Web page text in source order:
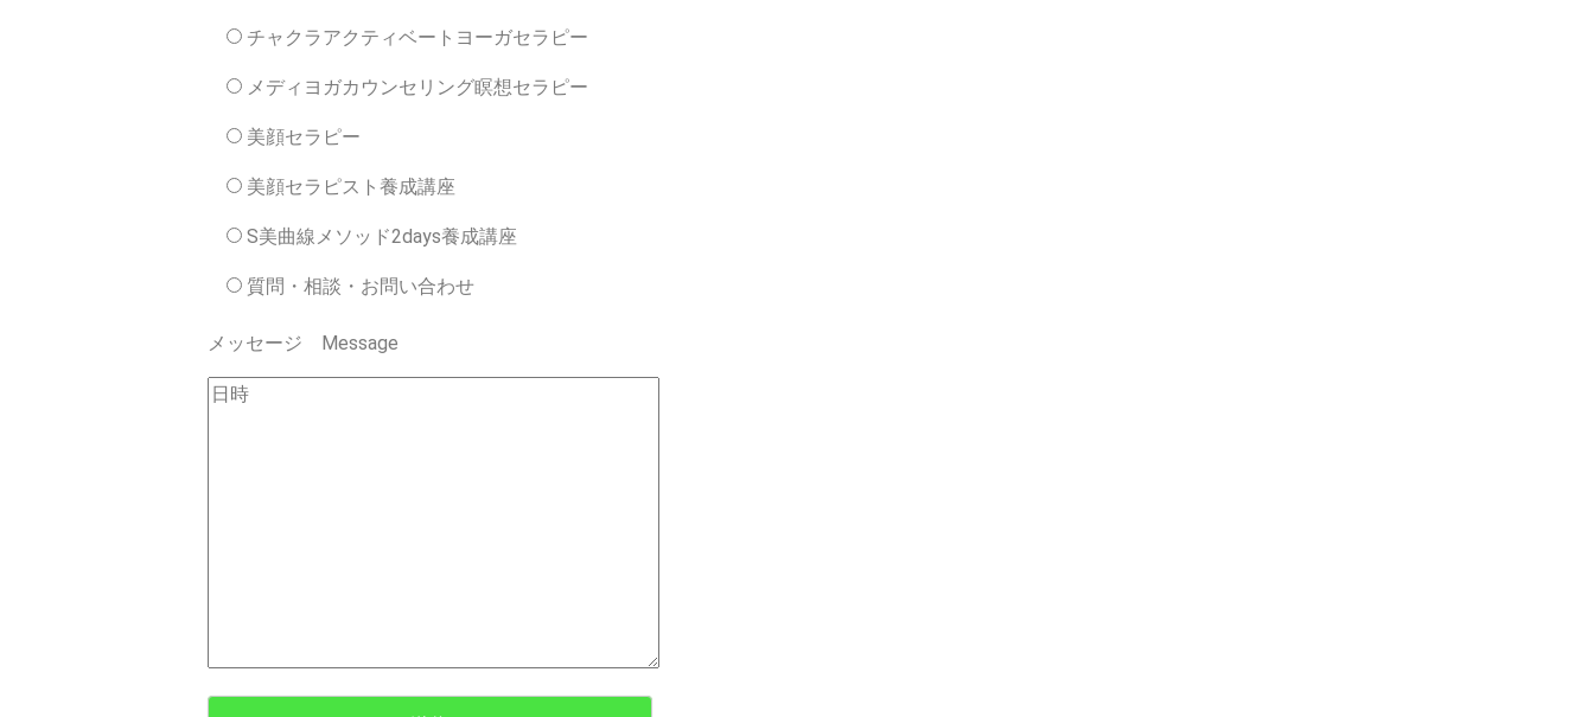
チャクラアクティベートヨーガセラピー
メディヨガカウンセリング瞑想セラピー
美顔セラピー
美顔セラピスト養成講座
S美曲線メソッド2days養成講座
質問・相談・お問い合わせ
メッセージ Message